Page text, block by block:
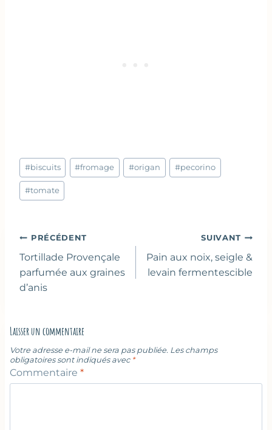
Étiquettes
de
la
#biscuits #fromage #origan #pecorino
#tomate
Navigation
de
l’article
PRÉCÉDENT
Tortillade Provençale
parfumée aux graines
d’anis
SUIVANT
Pain aux noix, seigle &
levain fermentescible
Laisser un commentaire
Votre adresse e-mail ne sera pas publiée. Les champs
obligatoires sont indiqués avec *
Commentaire *